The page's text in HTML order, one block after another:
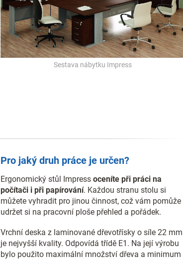
Sestava nábytku Impress
Pro jaký druh práce je určen?
Ergonomický stůl Impressoceníte při práci na
počítači i při papírování. Každou stranu stolu si
můžete vyhradit pro jinou činnost, což vám pomůže
udržet si na pracovní ploše přehled a pořádek.
Vrchní deska z laminované dřevotřísky o síle 22 mm
je nejvyšší kvality. Odpovídá třídě E1. Na její výrobu
bylo použito maximální množství dřeva a minimum